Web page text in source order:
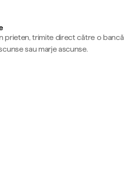
prieten, trimite direct către o bancă
sau marje ascunse.